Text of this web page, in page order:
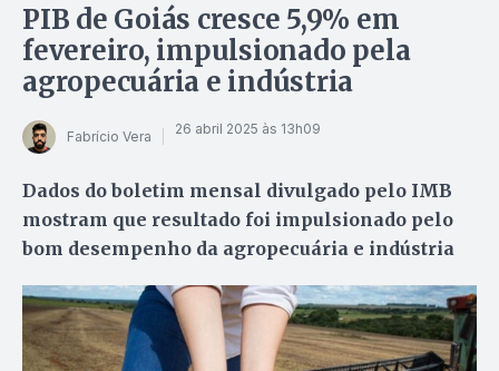
PIB de Goiás cresce 5,9% em
fevereiro, impulsionado pela
agropecuária e indústria
Fabrício Vera 26 abril 2025 às 13h09
Dados do boletim mensal divulgado pelo IMB
mostram que resultado foi impulsionado pelo
bom desempenho da agropecuária e indústria